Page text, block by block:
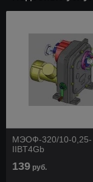
МЭОФ-320/10-0,25-
IIBT4Gb
139 руб.